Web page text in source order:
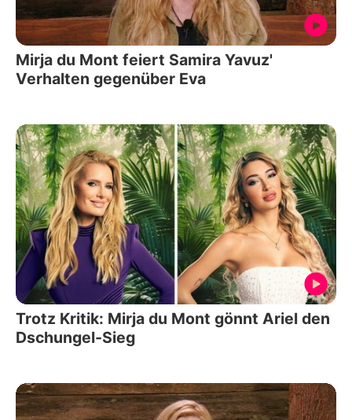
Mirja du Mont feiert Samira Yavuz'
Verhalten gegenüber Eva
Trotz Kritik: Mirja du Mont gönnt Ariel den
Dschungel-Sieg